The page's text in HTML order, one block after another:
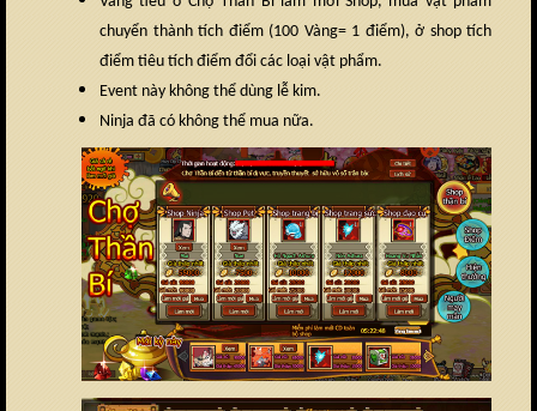
chuyển thành tích điểm (100 Vàng= 1 điểm), ở shop tích
điểm tiêu tích điểm đổi các loại vật phẩm.
Event này không thể dùng lễ kim.
Ninja đã có không thể mua nữa.